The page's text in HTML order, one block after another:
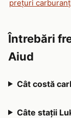
prețuri
Întrebări
Aiud
Cât costă
Câte stații